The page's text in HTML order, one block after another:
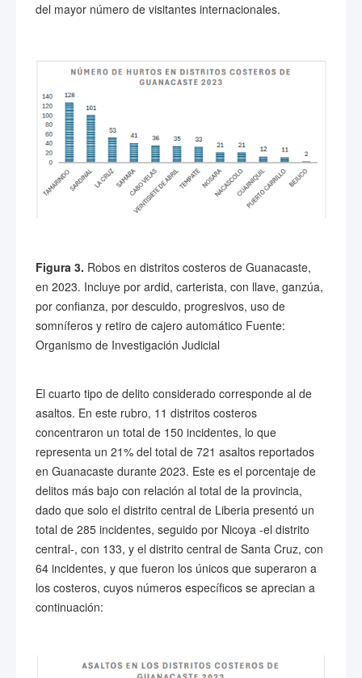
del mayor número de visitantes internacionales.
Figura 3. Robos en distritos costeros de Guanacaste,
en 2023. Incluye por ardid, carterista, con llave, ganzúa,
por confianza, por descuido, progresivos, uso de
somníferos y retiro de cajero automático Fuente:
Organismo de Investigación Judicial
El cuarto tipo de delito considerado corresponde al de
asaltos. En este rubro, 11 distritos costeros
concentraron un total de 150 incidentes, lo que
representa un 21% del total de 721 asaltos reportados
en Guanacaste durante 2023. Este es el porcentaje de
delitos más bajo con relación al total de la provincia,
dado que solo el distrito central de Liberia presentó un
total de 285 incidentes, seguido por Nicoya -el distrito
central-, con 133, y el distrito central de Santa Cruz, con
64 incidentes, y que fueron los únicos que superaron a
los costeros, cuyos números específicos se aprecian a
continuación: